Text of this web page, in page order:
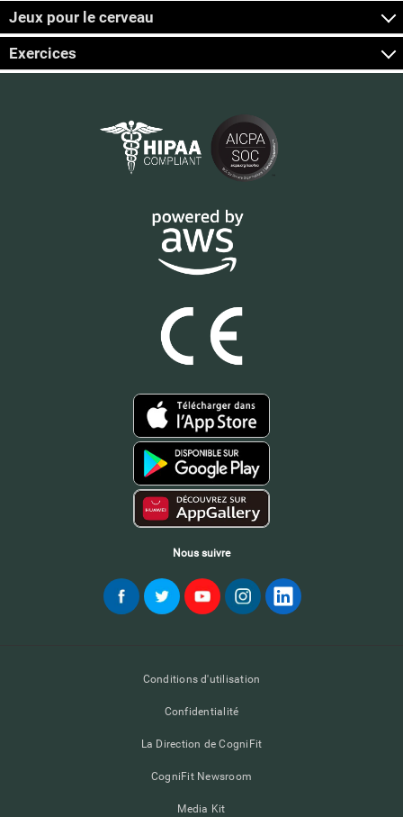
Jeux pour le cerveau
Exercices
Nous suivre
Conditions d'utilisation
Confidentialité
La Direction de CogniFit
CogniFit Newsroom
Media Kit